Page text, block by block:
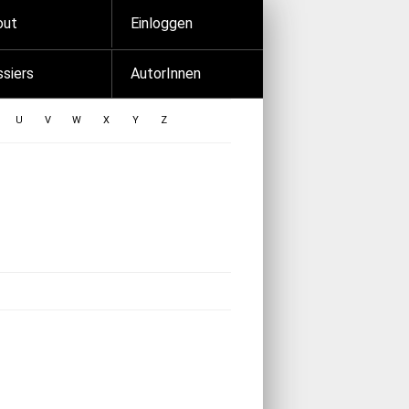
Einloggen
AutorInnen
U V W X Y Z